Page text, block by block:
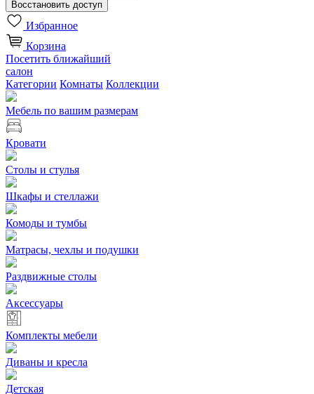
Избранное
Корзина
Посетить ближайший
салон
Категории Комнаты Коллекции
Мебель по вашим размерам
Кровати
Столы и стулья
Шкафы и стеллажи
Комоды и тумбы
Матрасы, чехлы и подушки
Раздвижные столы
Аксессуары
Комплекты мебели
Диваны и кресла
Детская